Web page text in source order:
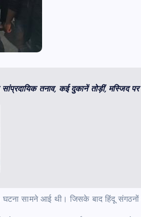
तनाव, कई दुकानें तोड़ीं, मस्जिद पर
सामने आई थी। जिसके बाद हिंदू संगठनों